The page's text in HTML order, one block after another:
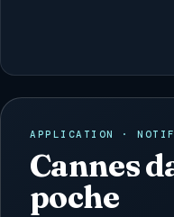
APPLICATION ·
Cannes
poche